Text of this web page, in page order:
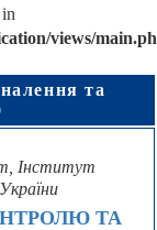
views/
та
Інститут
ТА